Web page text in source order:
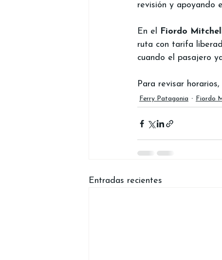
revisión y apoyando
En el Fiordo
ruta con tarifa
cuando el pasajero
Para revisar
Ferry Patagonia Fiordo
Entradas recientes